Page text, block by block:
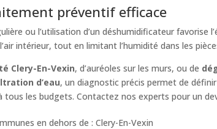
préventif efficace
ou l’utilisation d’un déshumidificateur favorise
intérieur, tout en limitant l’humidité dans les
Clery-En-Vexin, d’auréoles sur les murs, ou de
d’eau, un diagnostic précis permet de
tous les budgets. Contactez nos experts pour un
en dehors de : Clery-En-Vexin